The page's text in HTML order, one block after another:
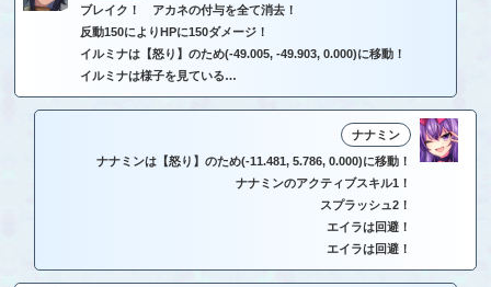
ブレイク！ アカネの付与を全て消去！
反動150によりHPに150ダメージ！
イルミナは【怒り】のため(-49.005, -49.903, 0.000)に移動！
イルミナは様子を見ている…
ナナミン
ナナミンは【怒り】のため(-11.481, 5.786, 0.000)に移動！
ナナミンのアクティブスキル1！
スプラッシュ2！
エイラは回避！
エイラは回避！